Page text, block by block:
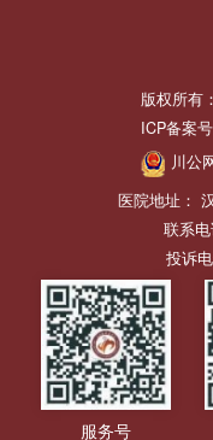
版权所有：
ICP备案号
川公
医院地址：
联系
投诉
服务号